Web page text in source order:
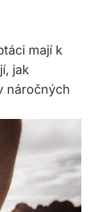
mají k
jak
náročných